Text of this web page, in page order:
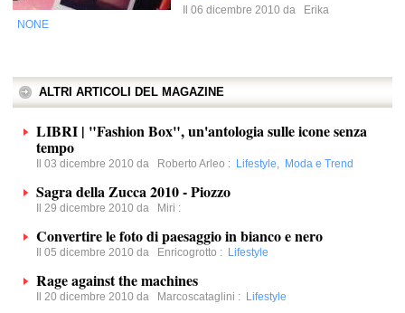
Il 06 dicembre 2010 da
Erika
NONE
ALTRI ARTICOLI DEL MAGAZINE
LIBRI | "Fashion Box", un'antologia sulle icone senza
tempo
Il 03 dicembre 2010 da Roberto Arleo : Lifestyle, Moda e Trend
Sagra della Zucca 2010 - Piozzo
Il 29 dicembre 2010 da Miri :
Convertire le foto di paesaggio in bianco e nero
Il 05 dicembre 2010 da Enricogrotto : Lifestyle
Rage against the machines
Il 20 dicembre 2010 da Marcoscataglini : Lifestyle